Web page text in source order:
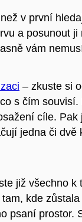
v první
a posunout
vám
– zkuste si
s čím
cíle.
jedna či dvě
již všechno
kde
psaní prostor.